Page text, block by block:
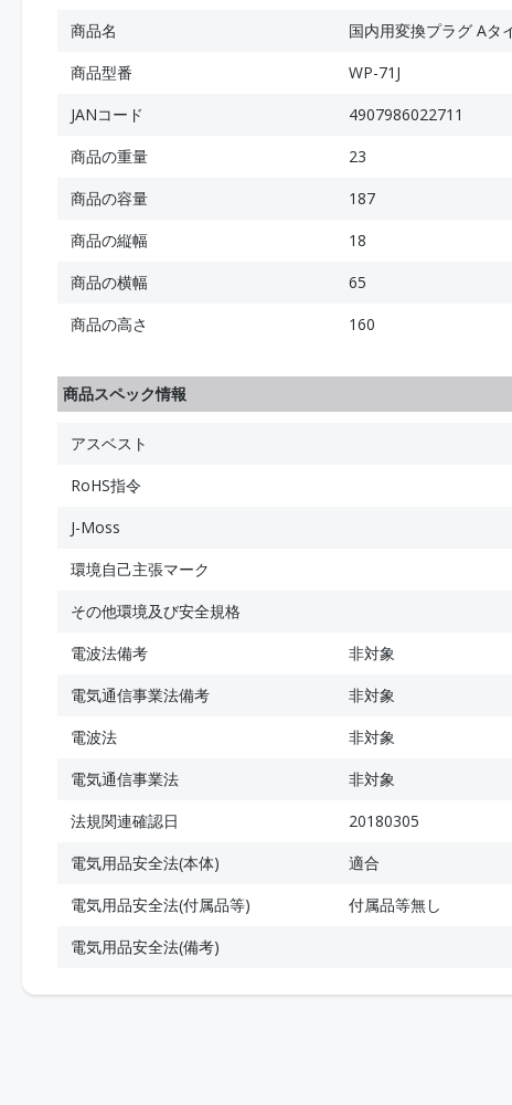
商品名
国内用変換プラグ Aタ
商品型番
WP-71J
JANコード
4907986022711
商品の重量
23
商品の容量
187
商品の縦幅
18
商品の横幅
65
商品の高さ
160
商品スペック情報
アスベスト
RoHS指令
J-Moss
環境自己主張マーク
その他環境及び安全規格
電波法備考
非対象
電気通信事業法備考
非対象
電波法
非対象
電気通信事業法
非対象
法規関連確認日
20180305
電気用品安全法(本体)
適合
電気用品安全法(付属品等)
付属品等無し
電気用品安全法(備考)